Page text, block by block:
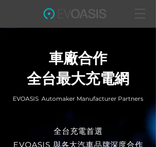
EVOASIS Automaker Manufacturer Partners
全台充電首選
EVOASIS 與各大汽車品牌深度合作
車廠合作
​全台最大充電網